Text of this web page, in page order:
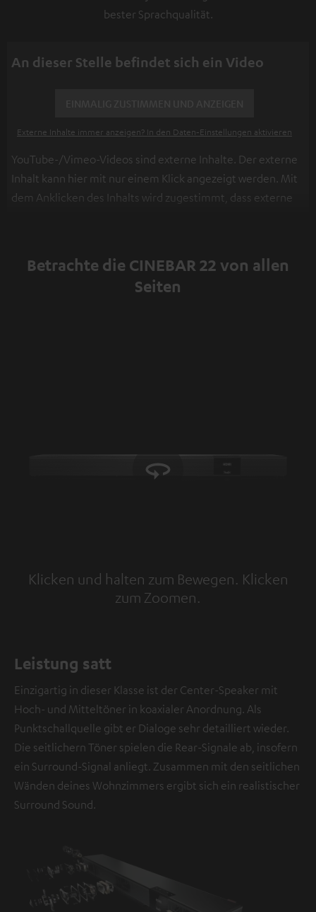
bester Sprachqualität.
An dieser Stelle befindet sich ein Video
Externe Inhalte immer anzeigen? In den Daten‑Einstellungen aktivieren
YouTube-/Vimeo-Videos sind externe Inhalte. Der externe
Inhalt kann hier mit nur einem Klick angezeigt werden. Mit
dem Anklicken des Inhalts wird zugestimmt, dass externe
Datenschutzerklärung unter I zu finden.
Betrachte die CINEBAR 22 von allen
Seiten
Klicken und halten zum Bewegen. Klicken
zum Zoomen.
Tap to zoom
Leistung satt
Einzigartig in dieser Klasse ist der Center-Speaker mit
Hoch- und Mitteltöner in koaxialer Anordnung. Als
Punktschallquelle gibt er Dialoge sehr detailliert wieder.
Die seitlichern Töner spielen die Rear-Signale ab, insofern
ein Surround-Signal anliegt. Zusammen mit den seitlichen
Wänden deines Wohnzimmers ergibt sich ein realistischer
Surround Sound.